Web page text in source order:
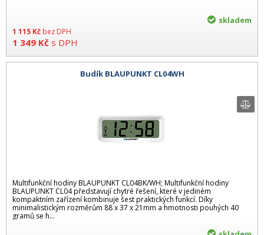
1 115 Kč bez DPH
1 349 Kč s DPH
skladem
Budík BLAUPUNKT CL04WH
Multifunkční hodiny BLAUPUNKT CL04BK/WH; Multifunkční hodiny
BLAUPUNKT CL04 představují chytré řešení, které v jediném
kompaktním zařízení kombinuje šest praktických funkcí. Díky
minimalistickým rozměrům 88 x 37 x 21mm a hmotnosti pouhých 40
gramů se h...